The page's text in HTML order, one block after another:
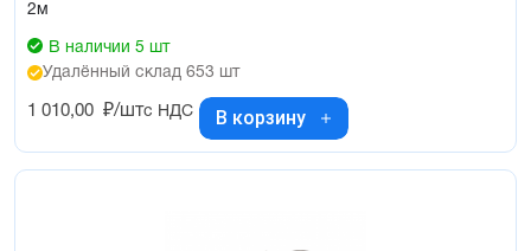
2м
В наличии 5 шт
Удалённый склад 653 шт
1 010,00 ₽/штс НДС В корзину